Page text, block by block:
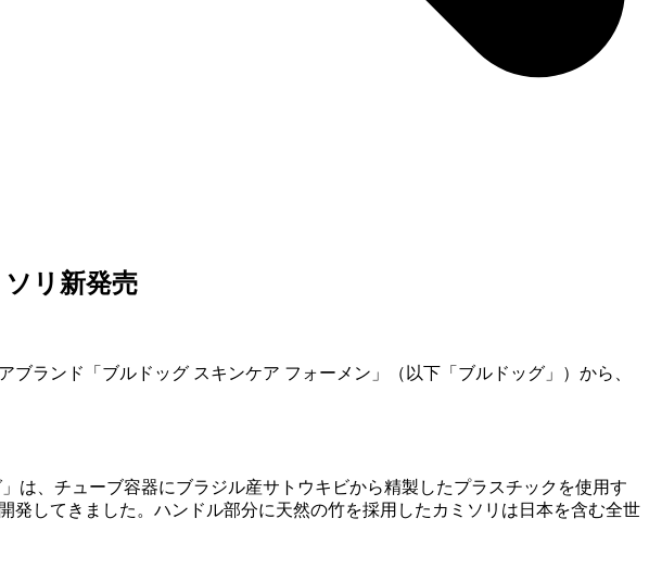
リ新発売
ランド「ブルドッグ スキンケア フォーメン」（以下「ブルドッグ」）から、
は、チューブ容器にブラジル産サトウキビから精製したプラスチックを使用す
してきました。ハンドル部分に天然の竹を採用したカミソリは日本を含む全世